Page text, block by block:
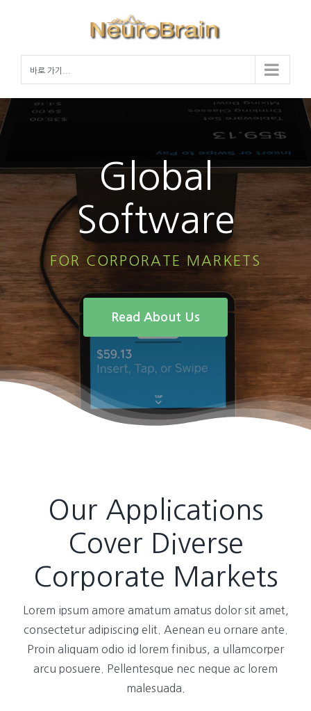
바로 가기...
Global
Software
FOR CORPORATE MARKETS
Read About Us
Our Applications
Cover Diverse
Corporate Markets
Lorem ipsum amore amatum amatus dolor sit amet,
consectetur adipiscing elit. Aenean eu ornare ante.
Proin aliquam odio id lorem finibus, a ullamcorper
arcu posuere. Pellentesque nec neque ac lorem
malesuada.